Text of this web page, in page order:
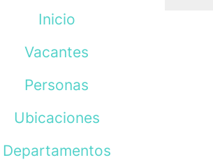
Inicio
Vacantes
Personas
Ubicaciones
Departamentos